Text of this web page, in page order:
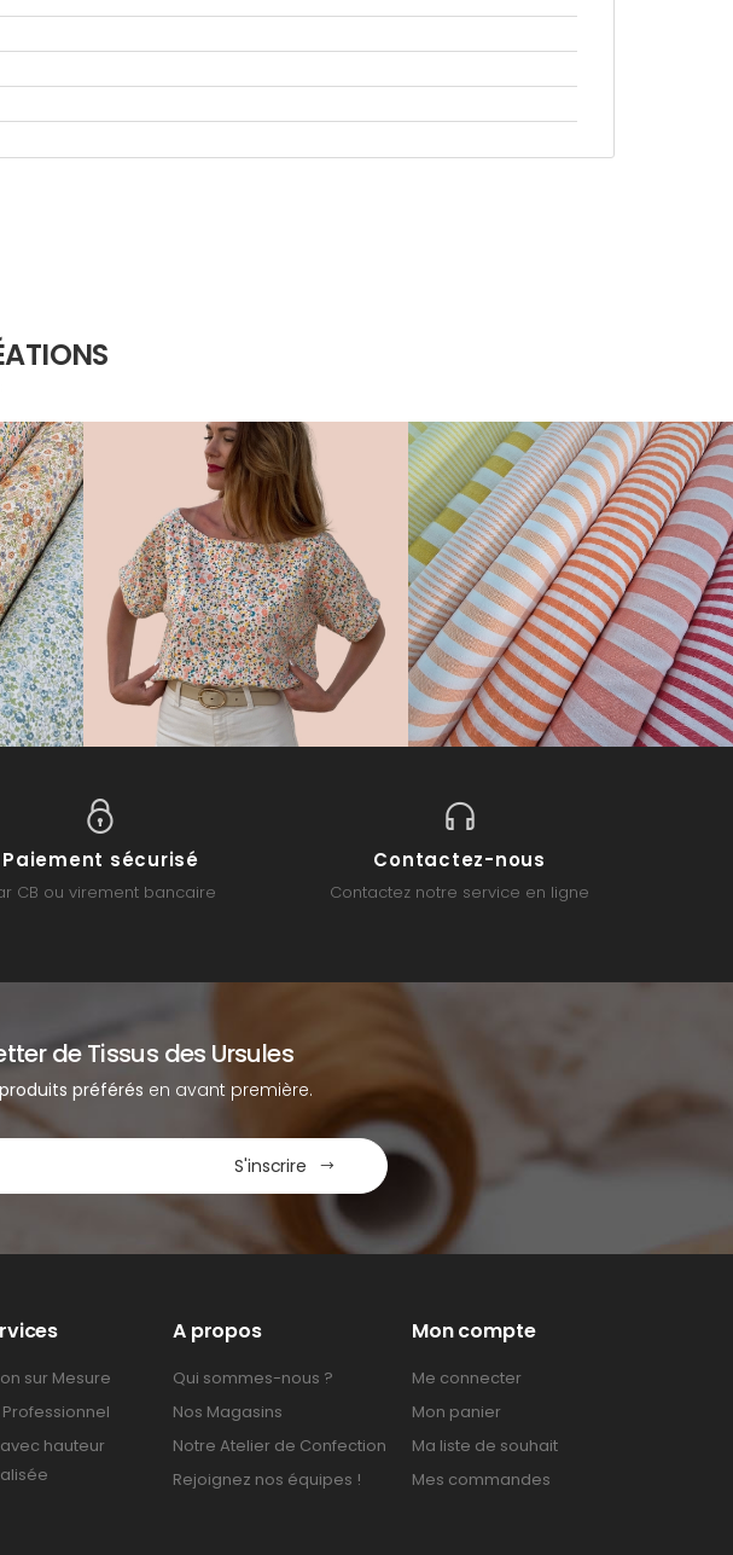
Paiement sécurisé
CB ou virement bancaire
Contactez-nous
Contactez notre service en ligne
de Tissus des Ursules
préférés en avant première.
S'inscrire
sur Mesure
hauteur
A propos
Qui sommes-nous ?
Nos Magasins
Notre Atelier de Confection
Rejoignez nos équipes !
Mon compte
Me connecter
Mon panier
Ma liste de souhait
Mes commandes